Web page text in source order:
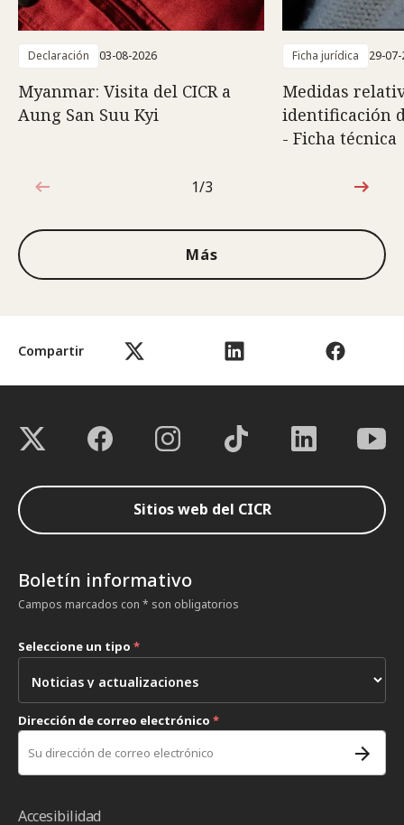
Compartir
Declaración 03-08-2026
Myanmar: Visita del CICR a
Aung San Suu Kyi
Ficha jurídica 29-
Medidas
identificación
- Ficha técnica
1de3
1/3
Más
Sitios web del CICR
Boletín informativo
Campos marcados con * son obligatorios
Seleccione un tipo *
Dirección de correo electrónico *
Accesibilidad